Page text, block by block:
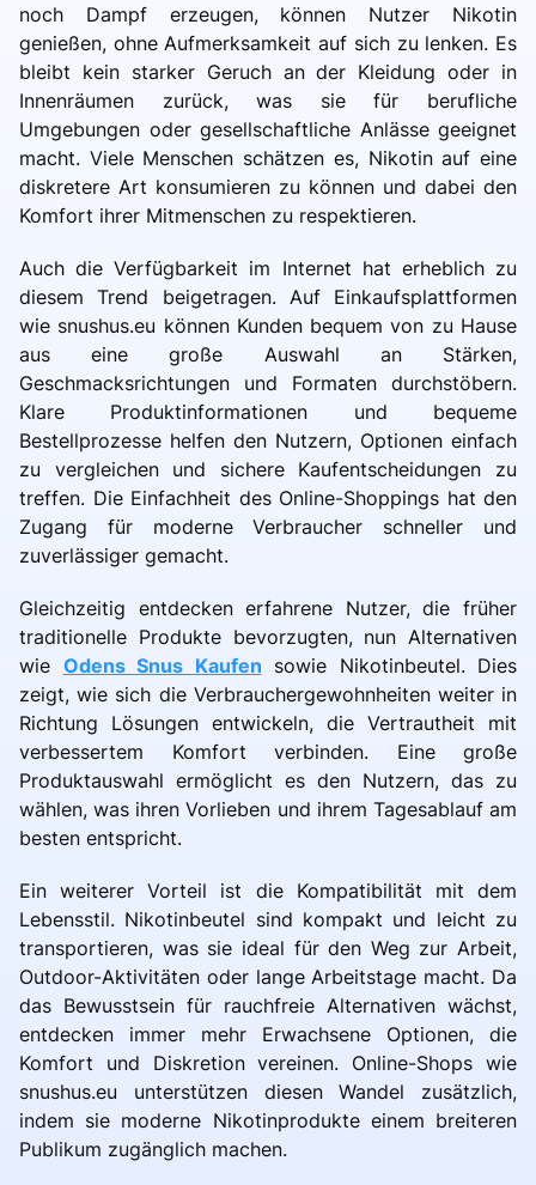
noch Dampf erzeugen, können Nutzer Nikotin
genießen, ohne Aufmerksamkeit auf sich zu lenken. Es
bleibt kein starker Geruch an der Kleidung oder in
Innenräumen zurück, was sie für berufliche
Umgebungen oder gesellschaftliche Anlässe geeignet
macht. Viele Menschen schätzen es, Nikotin auf eine
diskretere Art konsumieren zu können und dabei den
Komfort ihrer Mitmenschen zu respektieren.
Auch die Verfügbarkeit im Internet hat erheblich zu
diesem Trend beigetragen. Auf Einkaufsplattformen
wie snushus.eu können Kunden bequem von zu Hause
aus eine große Auswahl an Stärken,
Geschmacksrichtungen und Formaten durchstöbern.
Klare Produktinformationen und bequeme
Bestellprozesse helfen den Nutzern, Optionen einfach
zu vergleichen und sichere Kaufentscheidungen zu
treffen. Die Einfachheit des Online-Shoppings hat den
Zugang für moderne Verbraucher schneller und
zuverlässiger gemacht.
Gleichzeitig entdecken erfahrene Nutzer, die früher
traditionelle Produkte bevorzugten, nun Alternativen
wie Odens Snus Kaufen sowie Nikotinbeutel. Dies
zeigt, wie sich die Verbrauchergewohnheiten weiter in
Richtung Lösungen entwickeln, die Vertrautheit mit
verbessertem Komfort verbinden. Eine große
Produktauswahl ermöglicht es den Nutzern, das zu
wählen, was ihren Vorlieben und ihrem Tagesablauf am
besten entspricht.
Ein weiterer Vorteil ist die Kompatibilität mit dem
Lebensstil. Nikotinbeutel sind kompakt und leicht zu
transportieren, was sie ideal für den Weg zur Arbeit,
Outdoor-Aktivitäten oder lange Arbeitstage macht. Da
das Bewusstsein für rauchfreie Alternativen wächst,
entdecken immer mehr Erwachsene Optionen, die
Komfort und Diskretion vereinen. Online-Shops wie
snushus.eu unterstützen diesen Wandel zusätzlich,
indem sie moderne Nikotinprodukte einem breiteren
Publikum zugänglich machen.